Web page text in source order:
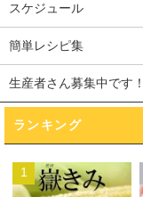
スケジュール
簡単レシピ集
生産者さん募集中です！
ランキング
1